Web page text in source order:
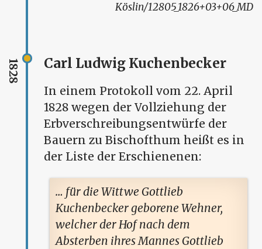
Köslin/12805_1826+03+06_MD
1828 Carl Ludwig Kuchenbecker
In einem Protokoll vom 22. April
1828 wegen der Vollziehung der
Erbverschreibungsentwürfe der
Bauern zu Bischofthum heißt es in
der Liste der Erschienenen:
… für die Wittwe Gottlieb
Kuchenbecker geborene Wehner,
welcher der Hof nach dem
Absterben ihres Mannes Gottlieb